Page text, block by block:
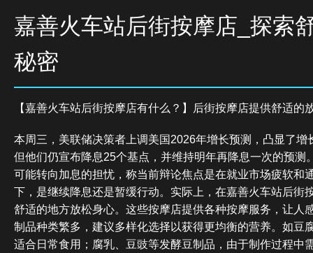
嘉善火车站后街按摩店_探索
秘密
【嘉善火车站后街按摩店有什么？】后街按摩店提供舒适的
本周三，美联储决策者上调美国2026年增长预测，凸显了增
但他们仍宣布降息25个基点，并维持明年再降息一次的预测
可能转向加息的担忧，称当前辩论焦点是在就业市场疲软和
下，是继续降息还是暂缓行动。实际上，在嘉善火车站后街
舒适的地方放松身心。这些按摩店提供各种按摩服务，让人
制品种类繁多，建议多样化选择以获得更均衡的营养。如豆
适合日常食用；腐乳、豆豉等发酵豆制品，由于制作过程中